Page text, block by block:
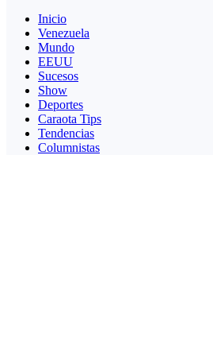
Inicio
Venezuela
Mundo
EEUU
Sucesos
Show
Deportes
Caraota Tips
Tendencias
Columnistas